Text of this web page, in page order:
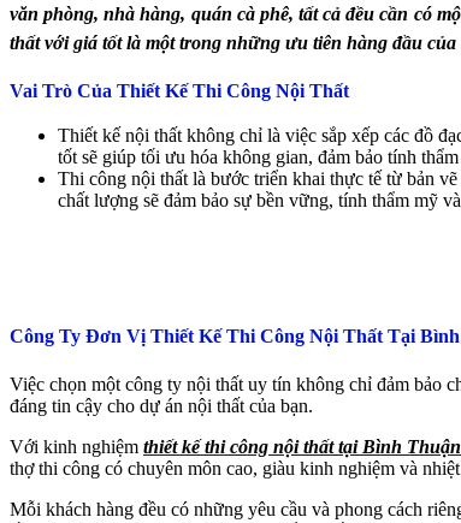
văn phòng, nhà hàng, quán cà phê, tất cả đều cần có
thất với giá tốt là một trong những ưu tiên hàng đầu
Vai Trò Của Thiết Kế Thi Công Nội Thất
Thiết kế nội thất không chỉ là việc sắp xếp các đồ
tốt sẽ giúp tối ưu hóa không gian, đảm bảo tính
Thi công nội thất là bước triển khai thực tế từ bản
chất lượng sẽ đảm bảo sự bền vững, tính thẩm mỹ
Công Ty Đơn Vị Thiết Kế Thi Công Nội Thất Tại
Việc chọn một công ty nội thất uy tín không chỉ đảm bảo
đáng tin cậy cho dự án nội thất của bạn.
Với kinh nghiệm thiết kế thi công nội thất tại Bình Thuận
thợ thi công có chuyên môn cao, giàu kinh nghiệm và
Mỗi khách hàng đều có những yêu cầu và phong cách